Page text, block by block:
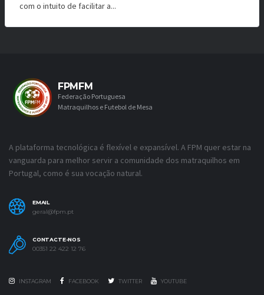
com o intuito de facilitar a...
FPMFM
Federação Portuguesa
Matraquilhos e Futebol de Mesa
A plataforma tecnológica é flexível e expansível. A FPM quer estar na
vanguarda para melhor servir a comunidade dos matraquilhos em
Portugal, como é sua vocação natural.
EMAIL
geral@fpm.pt
CONTACTE-NOS
00351 22 422 12 76
INSTAGRAM FACEBOOK TWITTER YOUTUBE